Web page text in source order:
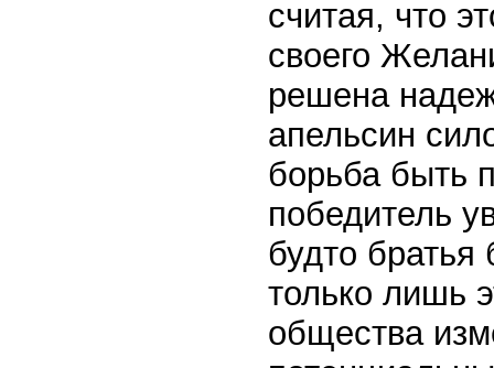
считая, что
своего
решена
апельсин
борьба быть
победитель
будто
только лишь
общества